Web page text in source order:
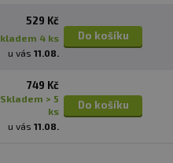
529 Kč
skladem 4 ks
u vás 11.08.
Do košíku
749 Kč
skladem > 5
ks
u vás 11.08.
Do košíku